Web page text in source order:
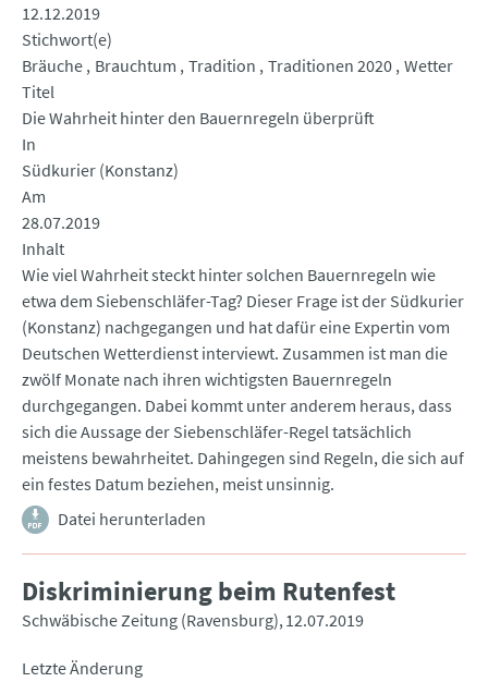
12.12.2019
Stichwort(e)
Bräuche Brauchtum Tradition Traditionen 2020 Wetter
Titel
Die Wahrheit hinter den Bauernregeln überprüft
In
Südkurier (Konstanz)
Am
28.07.2019
Inhalt
Wie viel Wahrheit steckt hinter solchen Bauernregeln wie
etwa dem Siebenschläfer-Tag? Dieser Frage ist der Südkurier
(Konstanz) nachgegangen und hat dafür eine Expertin vom
Deutschen Wetterdienst interviewt. Zusammen ist man die
zwölf Monate nach ihren wichtigsten Bauernregeln
durchgegangen. Dabei kommt unter anderem heraus, dass
sich die Aussage der Siebenschläfer-Regel tatsächlich
meistens bewahrheitet. Dahingegen sind Regeln, die sich auf
ein festes Datum beziehen, meist unsinnig.
Datei herunterladen
Diskriminierung beim Rutenfest
Schwäbische Zeitung (Ravensburg) 12.07.2019
Letzte Änderung